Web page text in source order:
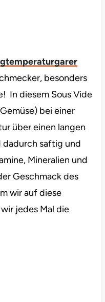
besonders
In diesem Sous Vide
bei einer
über einen langen
saftig und
Mineralien und
Geschmack des
wir auf diese
jedes Mal die